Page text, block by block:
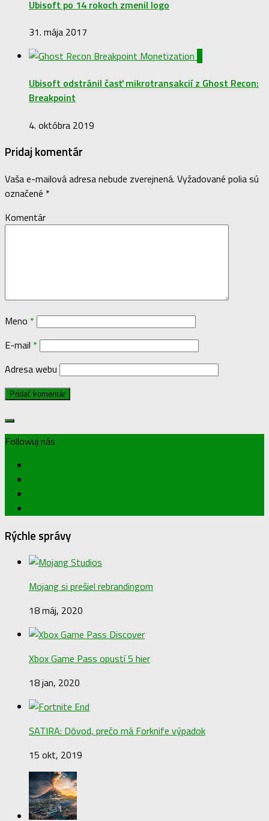
Ubisoft po 14 rokoch zmenil logo
31. mája 2017
Ubisoft odstránil časť mikrotransakcií z Ghost Recon:
Breakpoint
4. októbra 2019
Pridaj komentár
Vaša e-mailová adresa nebude zverejnená. Vyžadované polia sú
označené *
Komentár
Meno *
E-mail *
Adresa webu
Followuj nás
Rýchle správy
Mojang si prešiel rebrandingom
18 máj, 2020
Xbox Game Pass opustí 5 hier
18 jan, 2020
SATIRA: Dôvod, prečo má Forknife výpadok
15 okt, 2019